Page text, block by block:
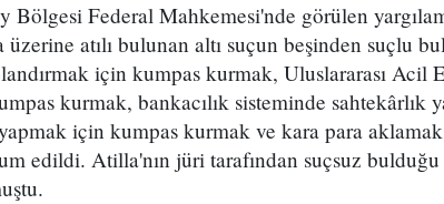
Bölgesi Federal Mahkemesi'nde görülen
üzerine atılı bulunan altı suçun beşinden suçlu
için kumpas kurmak, Uluslararası Acil
kurmak, bankacılık sisteminde sahtekârlık
için kumpas kurmak ve kara para
edildi. Atilla'nın jüri tarafından suçsuz